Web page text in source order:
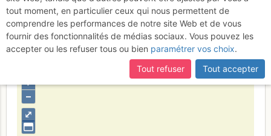
28 janvier 2017
Hautes-Alpes
⤢
+
–
tout moment, en particulier ceux qui nous permettent de
comprendre les performances de notre site Web et de vous
fournir des fonctionnalités de médias sociaux. Vous pouvez les
accepter ou les refuser tous ou bien paramétrer vos choix.
Tout refuser
Tout accepter